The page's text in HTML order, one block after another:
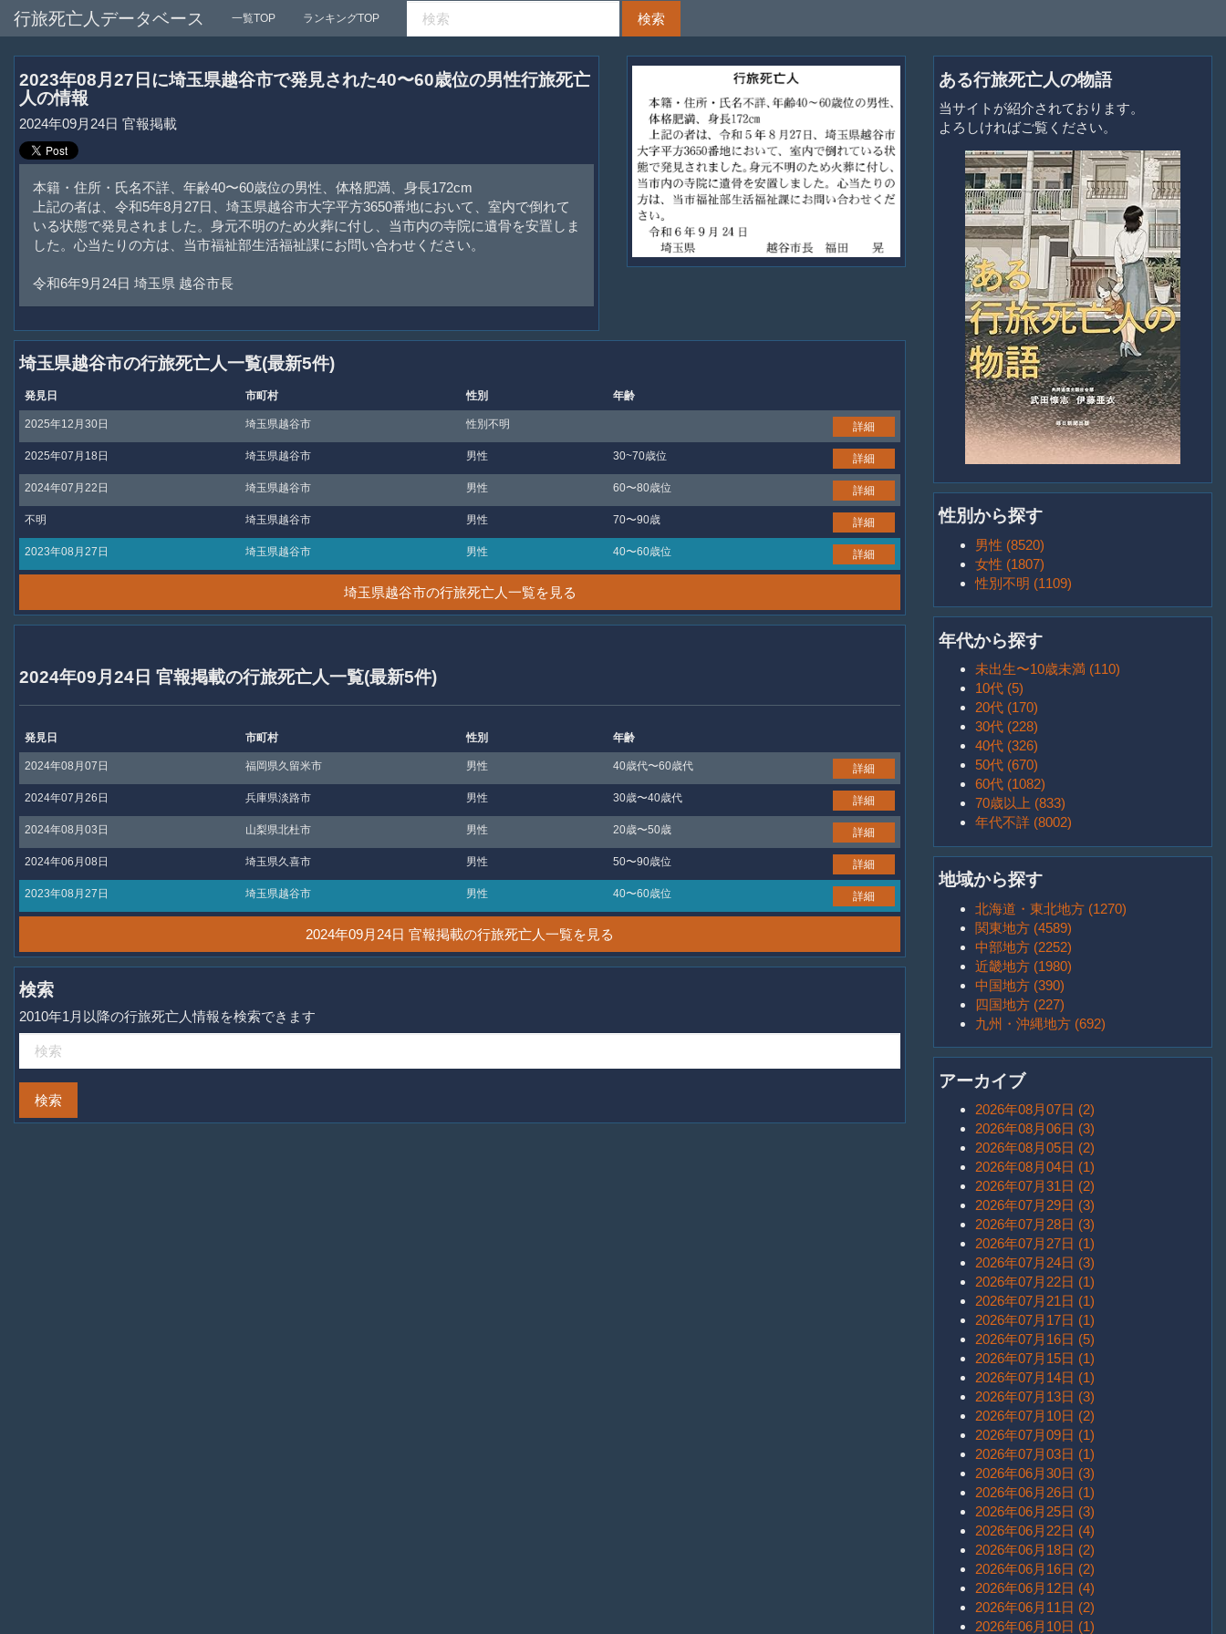
行旅死亡人データベース 一覧TOP ランキングTOP
2023年08月27日に埼玉県越谷市で発見された40〜60歳位の男性行旅死亡
人の情報
2024年09月24日 官報掲載
本籍・住所・氏名不詳、年齢40〜60歳位の男性、体格肥満、身長172cm
上記の者は、令和5年8月27日、埼玉県越谷市大字平方3650番地において、室内で倒れて
いる状態で発見されました。身元不明のため火葬に付し、当市内の寺院に遺骨を安置しま
した。心当たりの方は、当市福祉部生活福祉課にお問い合わせください。
令和6年9月24日 埼玉県 越谷市長
埼玉県越谷市の行旅死亡人一覧(最新5件)
発見日 市町村 性別 年齢
2025年12月30日 埼玉県越谷市 性別不明 詳細
2025年07月18日 埼玉県越谷市 男性 30~70歳位 詳細
2024年07月22日 埼玉県越谷市 男性 60〜80歳位 詳細
不明 埼玉県越谷市 男性 70〜90歳 詳細
2023年08月27日 埼玉県越谷市 男性 40〜60歳位 詳細
埼玉県越谷市の行旅死亡人一覧を見る
2024年09月24日 官報掲載の行旅死亡人一覧(最新5件)
発見日 市町村 性別 年齢
2024年08月07日 福岡県久留米市 男性 40歳代〜60歳代 詳細
2024年07月26日 兵庫県淡路市 男性 30歳〜40歳代 詳細
2024年08月03日 山梨県北杜市 男性 20歳〜50歳 詳細
2024年06月08日 埼玉県久喜市 男性 50〜90歳位 詳細
2023年08月27日 埼玉県越谷市 男性 40〜60歳位 詳細
2024年09月24日 官報掲載の行旅死亡人一覧を見る
検索
2010年1月以降の行旅死亡人情報を検索できます
ある行旅死亡人の物語
当サイトが紹介されております。
よろしければご覧ください。
性別から探す
男性 (8520)
女性 (1807)
性別不明 (1109)
年代から探す
未出生〜10歳未満 (110)
10代 (5)
20代 (170)
30代 (228)
40代 (326)
50代 (670)
60代 (1082)
70歳以上 (833)
年代不詳 (8002)
地域から探す
北海道・東北地方 (1270)
関東地方 (4589)
中部地方 (2252)
近畿地方 (1980)
中国地方 (390)
四国地方 (227)
九州・沖縄地方 (692)
アーカイブ
2026年08月07日 (2)
2026年08月06日 (3)
2026年08月05日 (2)
2026年08月04日 (1)
2026年07月31日 (2)
2026年07月29日 (3)
2026年07月28日 (3)
2026年07月27日 (1)
2026年07月24日 (3)
2026年07月22日 (1)
2026年07月21日 (1)
2026年07月17日 (1)
2026年07月16日 (5)
2026年07月15日 (1)
2026年07月14日 (1)
2026年07月13日 (3)
2026年07月10日 (2)
2026年07月09日 (1)
2026年07月03日 (1)
2026年06月30日 (3)
2026年06月26日 (1)
2026年06月25日 (3)
2026年06月22日 (4)
2026年06月18日 (2)
2026年06月16日 (2)
2026年06月12日 (4)
2026年06月11日 (2)
2026年06月10日 (1)